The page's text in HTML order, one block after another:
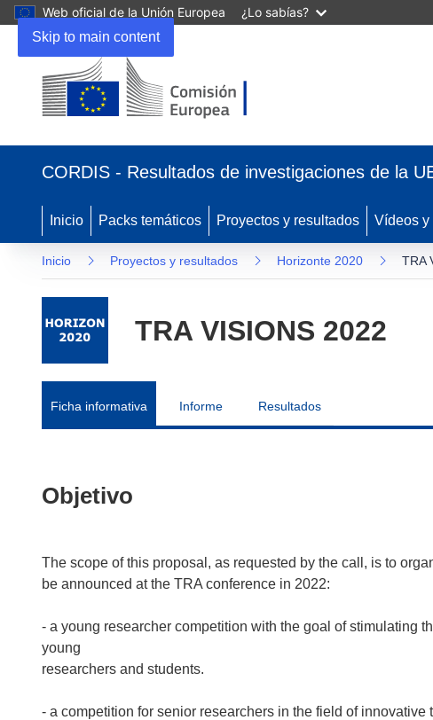
Skip to main content
Web oficial de la Unión Europea ¿Lo sabías?
CORDIS - Resultados de investigaciones de la
Inicio Packs temáticos Proyectos y resultados Vídeos y
Inicio Proyectos y resultados Horizonte 2020 TRA
TRA VISIONS 2022
Ficha informativa Informe Resultados
Objetivo
The scope of this proposal, as requested by the call, is to
be announced at the TRA conference in 2022:
- a young researcher competition with the goal of stimulating
young
researchers and students.
- a competition for senior researchers in the field of